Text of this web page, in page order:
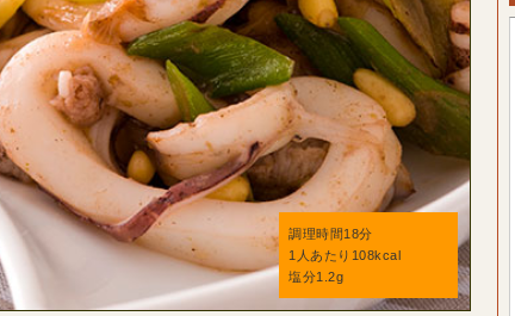
調理時間18分
1人あたり108kcal
塩分1.2g